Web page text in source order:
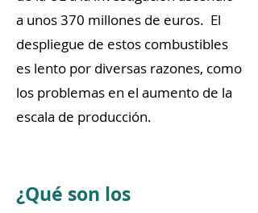
a unos 370 millones de euros. El
despliegue de estos combustibles
es lento por diversas razones, como
los problemas en el aumento de la
escala de producción.
¿Qué son los